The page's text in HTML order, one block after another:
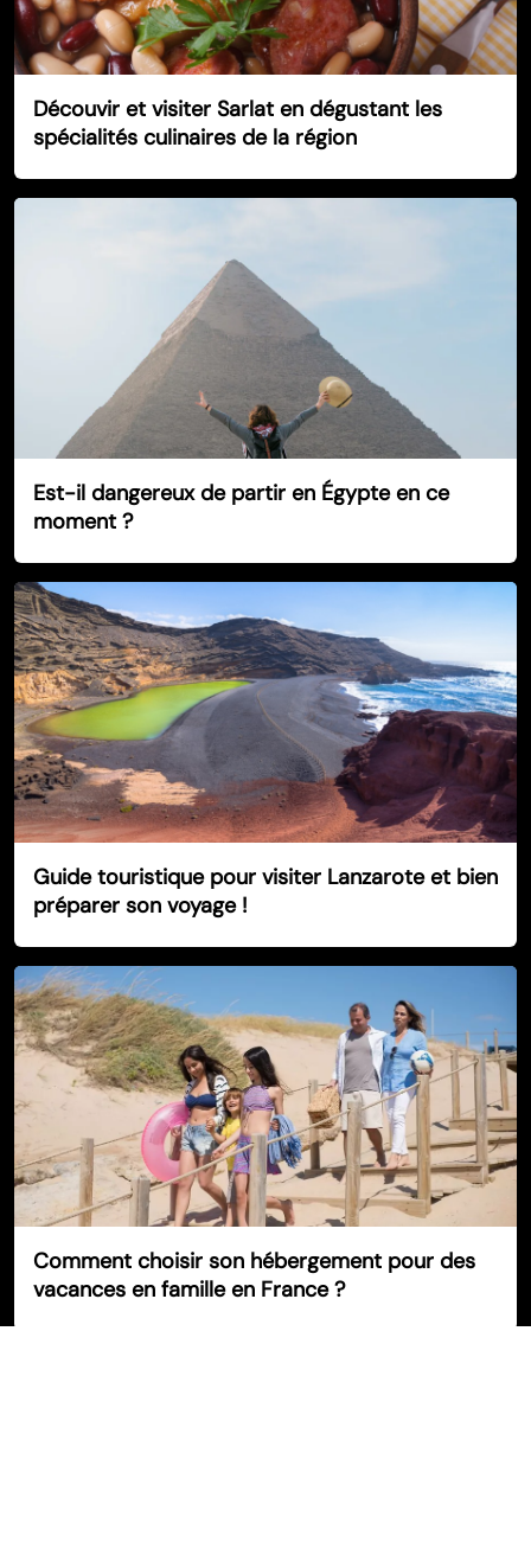
Découvir et visiter Sarlat en dégustant les
spécialités culinaires de la région
Est-il dangereux de partir en Égypte en ce
moment ?
Guide touristique pour visiter Lanzarote et bien
préparer son voyage !
Comment choisir son hébergement pour des
vacances en famille en France ?